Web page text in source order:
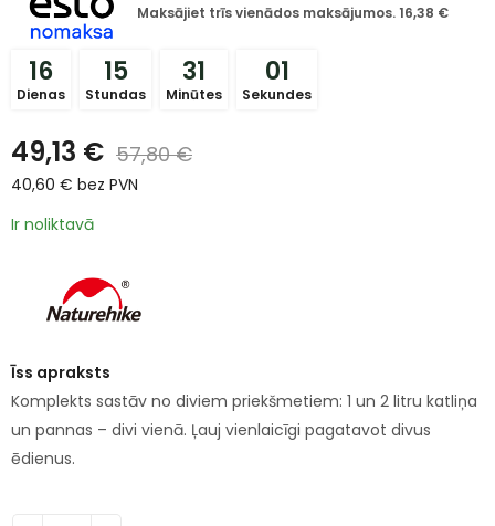
Maksājiet trīs vienādos maksājumos.16,38 €
16
Dienas
15
Stundas
31
Minūtes
01
Sekundes
49,13 € 57,80€
40,60 € bez PVN
Ir noliktavā
Īss apraksts
Komplekts sastāv no diviem priekšmetiem: 1 un 2 litru katliņa
un pannas – divi vienā. Ļauj vienlaicīgi pagatavot divus
ēdienus.